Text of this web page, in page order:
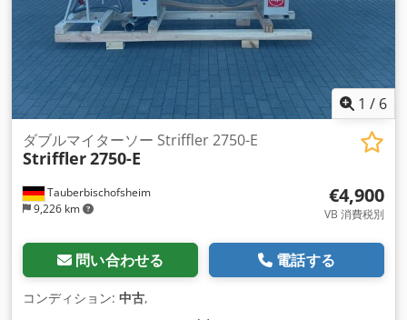
1 / 6
Tauberbischofsheim
9,226 km
ダブルマイターソー Striffler 2750-E
Striffler2750-E
€4,900
VB 消費税別
問い合わせる 電話する
コンディション: 中古,